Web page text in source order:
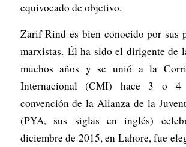
equivocado de objetivo.
Zarif Rind es bien conocido por sus
marxistas. Él ha sido el dirigente de
muchos años y se unió a la
Internacional (CMI) hace 3 o
convención de la Alianza de la
(PYA, sus siglas en inglés)
diciembre de 2015, en Lahore, fue